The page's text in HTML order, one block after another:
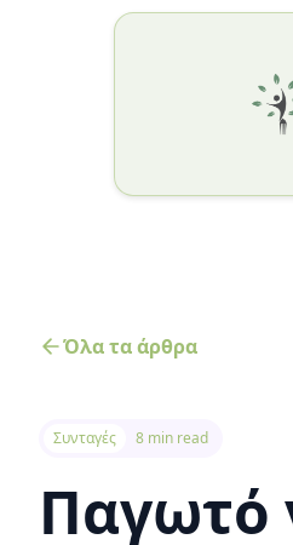
Όλα τα άρθρα
Συνταγές 8 min read
Παγωτό